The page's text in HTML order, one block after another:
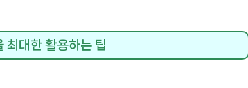
최대한 활용하는 팁